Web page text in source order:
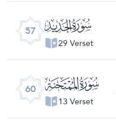
57 ﯦ
29 Verset
60 ﯩ
13 Verset